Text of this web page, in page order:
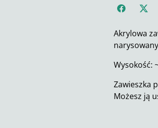
Akrylowa
Wysokość:
Zawieszka
Możesz ją